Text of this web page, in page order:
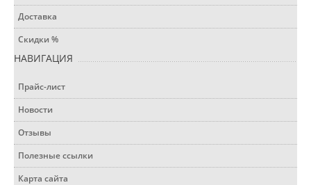
Доставка
Скидки %
НАВИГАЦИЯ
Прайс-лист
Новости
Отзывы
Полезные ссылки
Карта сайта